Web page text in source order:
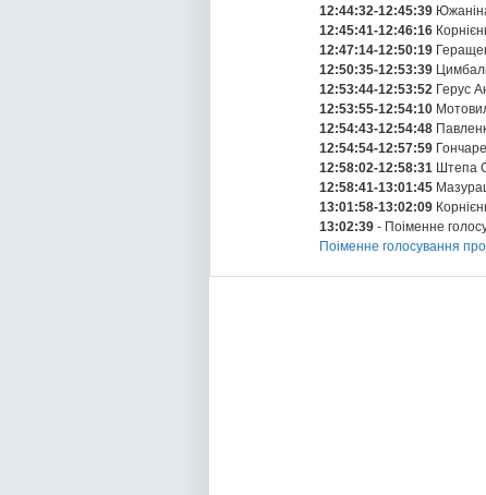
12:44:32-12:45:39
12:45:41-12:46:16
12:47:14-12:50:19
12:50:35-12:53:39
12:53:44-12:53:52 Герус
12:53:55-12:54:10
12:54:43-12:54:48
12:54:54-12:57:59
12:58:02-12:58:31 Штепа
12:58:41-13:01:45
13:01:58-13:02:09
13:02:39 - Поіменне
Поіменне голосування